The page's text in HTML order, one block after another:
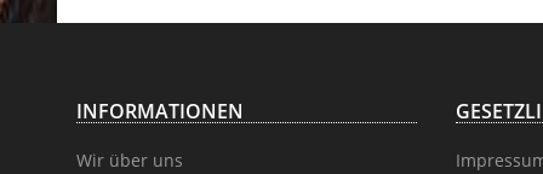
INFORMATIONEN
Wir über uns